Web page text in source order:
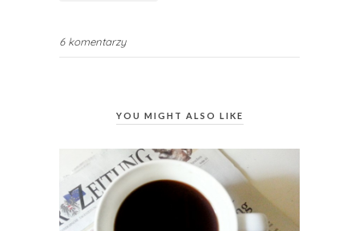
6 komentarzy
YOU MIGHT ALSO LIKE